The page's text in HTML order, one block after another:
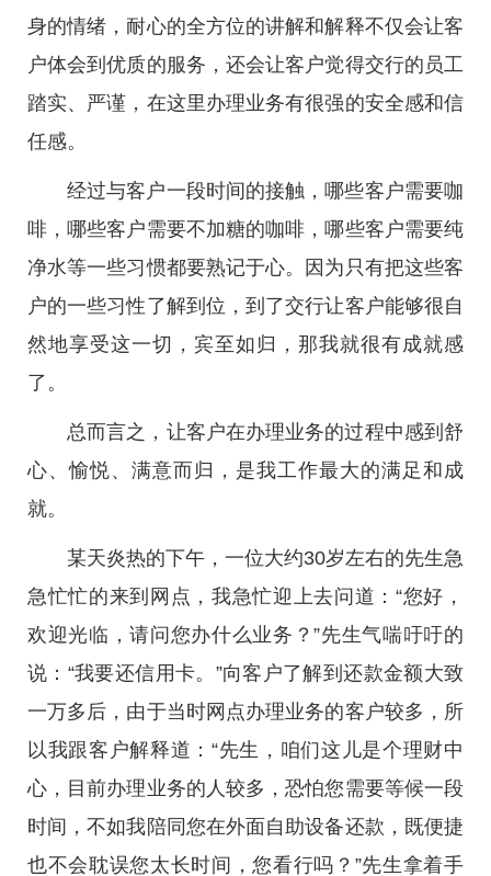
身的情绪，耐心的全方位的讲解和解释不仅会让客
户体会到优质的服务，还会让客户觉得交行的员工
踏实、严谨，在这里办理业务有很强的安全感和信
任感。
经过与客户一段时间的接触，哪些客户需要咖
啡，哪些客户需要不加糖的咖啡，哪些客户需要纯
净水等一些习惯都要熟记于心。因为只有把这些客
户的一些习性了解到位，到了交行让客户能够很自
然地享受这一切，宾至如归，那我就很有成就感
了。
总而言之，让客户在办理业务的过程中感到舒
心、愉悦、满意而归，是我工作最大的满足和成
就。
某天炎热的下午，一位大约30岁左右的先生急
急忙忙的来到网点，我急忙迎上去问道：“您好，
欢迎光临，请问您办什么业务？”先生气喘吁吁的
说：“我要还信用卡。”向客户了解到还款金额大致
一万多后，由于当时网点办理业务的客户较多，所
以我跟客户解释道：“先生，咱们这儿是个理财中
心，目前办理业务的人较多，恐怕您需要等候一段
时间，不如我陪同您在外面自助设备还款，既便捷
也不会耽误您太长时间，您看行吗？”先生拿着手